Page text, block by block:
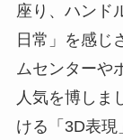
座り、ハンド
日常」を感じ
ムセンターや
人気を博しま
ける「3D表現